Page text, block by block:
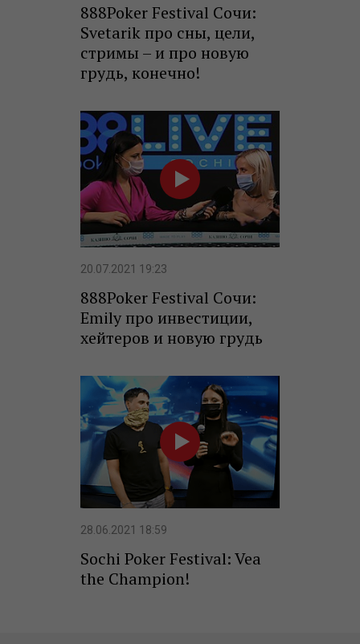
888Poker Festival Сочи:
Svetarik про сны, цели,
стримы – и про новую
грудь, конечно!
20.07.2021 19:23
888Poker Festival Сочи:
Emily про инвестиции,
хейтеров и новую грудь
28.06.2021 18:59
Sochi Poker Festival: Vea
the Champion!